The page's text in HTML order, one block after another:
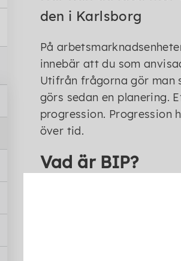
den i Karlsborg
På
innebär att du som
Utifrån frågorna gör man
görs sedan en planering.
progression.
över tid.
Vad är BIP?
BIP är en förkortning för
. Studien är den
behov som saknar egen
Resultaten av studien